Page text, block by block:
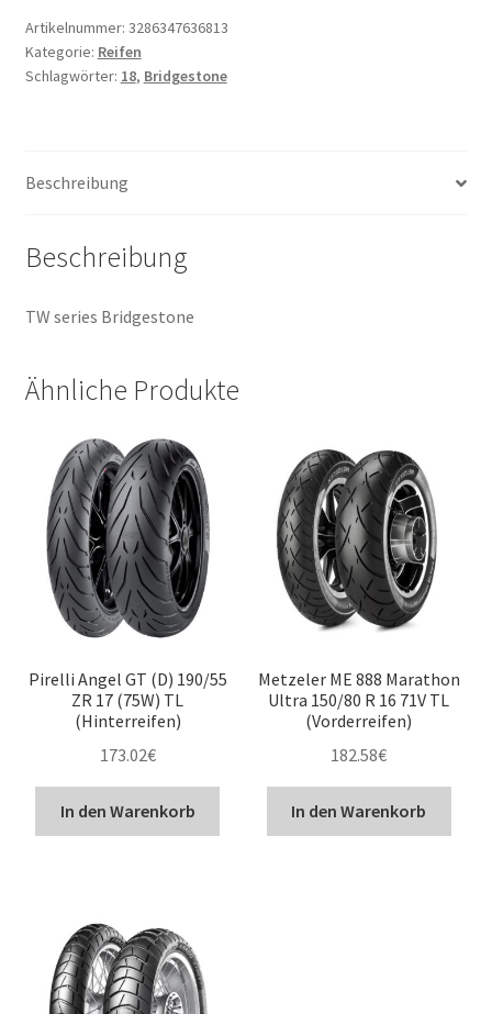
Artikelnummer: 3286347636813
Kategorie: Reifen
Schlagwörter: 18, Bridgestone
Beschreibung
Beschreibung
TW series Bridgestone
Ähnliche Produkte
Pirelli Angel GT (D) 190/55
ZR 17 (75W) TL
(Hinterreifen)
173.02€
In den Warenkorb
Metzeler ME 888 Marathon
Ultra 150/80 R 16 71V TL
(Vorderreifen)
182.58€
In den Warenkorb